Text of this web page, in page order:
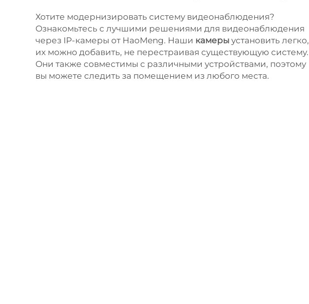
Хотите модернизировать систему видеонаблюдения?
Ознакомьтесь с лучшими решениями для видеонаблюдения
через IP-камеры от HaoMeng. Наши камеры установить легко,
их можно добавить, не перестраивая существующую систему.
Они также совместимы с различными устройствами, поэтому
вы можете следить за помещением из любого места.